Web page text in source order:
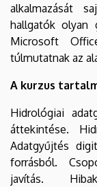
alkalmazását
hallgatók olyan
Microsoft
túlmutatnak az
A kurzus
Hidrológiai
áttekintése.
Adatgyűjtés
forrásból.
javítás.